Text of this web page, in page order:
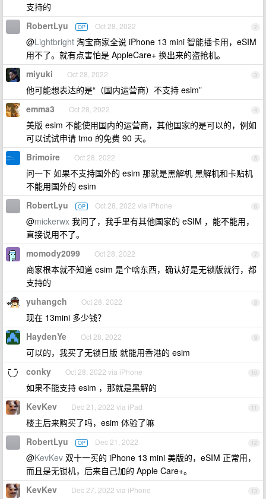
支持的
2
RobertLyu OP Oct 28, 2022
@Lightbright 淘宝商家全说 iPhone 13 mini 智能插卡用，eSIM
用不了。就有点害怕是 AppleCare+ 换出来的盗抢机。
3
miyuki Oct 28, 2022
他可能想表达的是“（国内运营商）不支持 esim”
4
emma3 Oct 28, 2022
美版 esim 不能使用国内的运营商，其他国家的是可以的，例如
可以试试申请 tmo 的免费 90 天。
5
Brimoire Oct 28, 2022
问一下 如果不支持国外的 esim 那就是黑解机 黑解机和卡贴机
不能用国外的 esim
6
RobertLyu OP Oct 28, 2022 via iPhone
@mickerwx 我问了，我手里有其他国家的 eSIM ，能不能用，
直接说用不了。
7
momody2099 Oct 28, 2022
商家根本就不知道 esim 是个啥东西，确认好是无锁版就行，都
支持的
8
yuhangch Oct 28, 2022
现在 13mini 多少钱？
9
HaydenYe Oct 28, 2022
可以的，我买了无锁日版 就能用香港的 esim
10
conky Oct 28, 2022 via iPhone
如果不能支持 esim ，那就是黑解的
11
KevKev Dec 21, 2022 via iPad
楼主后来购买了吗，esim 体验了嘛
12
RobertLyu OP Dec 21, 2022
@KevKev 双十一买的 iPhone 13 mini 美版的，eSIM 正常用，
而且是无锁机，后来自己加的 Apple Care+。
13
KevKev Dec 27, 2022 via iPhone